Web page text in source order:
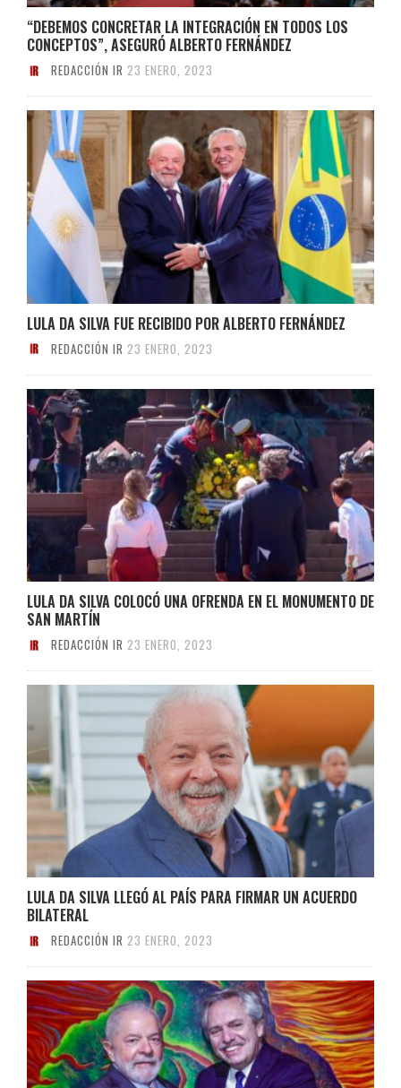
“DEBEMOS CONCRETAR LA INTEGRACIÓN EN TODOS LOS
CONCEPTOS”, ASEGURÓ ALBERTO FERNÁNDEZ
REDACCIÓN IR 23 ENERO, 2023
LULA DA SILVA FUE RECIBIDO POR ALBERTO FERNÁNDEZ
REDACCIÓN IR 23 ENERO, 2023
LULA DA SILVA COLOCÓ UNA OFRENDA EN EL MONUMENTO DE
SAN MARTÍN
REDACCIÓN IR 23 ENERO, 2023
LULA DA SILVA LLEGÓ AL PAÍS PARA FIRMAR UN ACUERDO
BILATERAL
REDACCIÓN IR 23 ENERO, 2023